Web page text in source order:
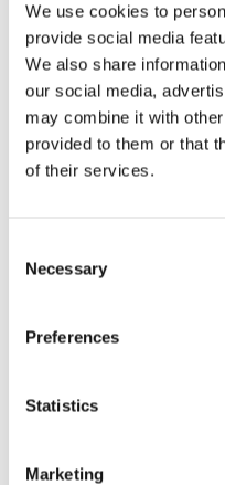
We use cookies to
provide social media
We also share
our social media,
may combine it with
provided to them or that
of their services.
Selection
Necessary
Preferences
Statistics
Marketing
Rotor, komplett med slagor
OR80013456G
(ex. moms)
Rotor teeth 8t/6k 7.5Gr/8 R6/14